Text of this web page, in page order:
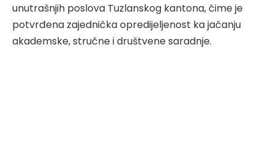
unutrašnjih poslova Tuzlanskog kantona, čime je
potvrđena zajednička opredijeljenost ka jačanju
akademske, stručne i društvene saradnje.